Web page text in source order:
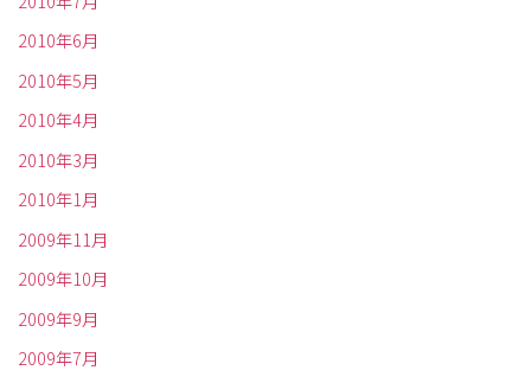
2010年6月
2010年5月
2010年4月
2010年3月
2010年1月
2009年11月
2009年10月
2009年9月
2009年7月